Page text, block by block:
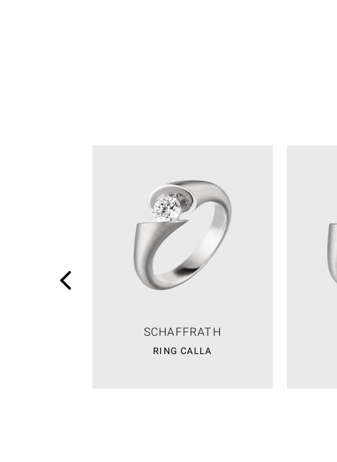
SCHAFFRATH
RING CALLA